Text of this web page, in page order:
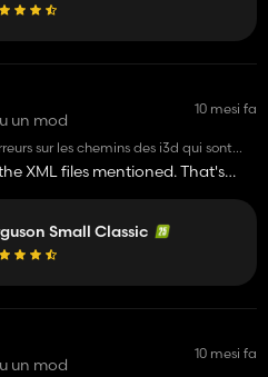
un mod
10 mesi fa
sur les chemins des i3d qui sont
et plusieurs roues )
mais il manque i3d et
le chemin pour :
XML files mentioned. That's
version. Other than that, there
Could you send me the log for
Small Classic
un mod
10 mesi fa